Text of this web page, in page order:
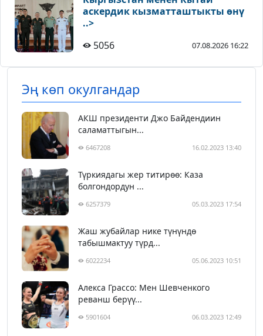
аскердик кызматташтыкты өнү
..>
5056
07.08.2026 16:22
Эң көп окулгандар
АКШ президенти Джо Байдендиин
саламаттыгын...
6467208 16.02.2023 13:40
Түркиядагы жер титирөө: Каза
болгондордун ...
6257379 05.03.2023 17:54
Жаш жубайлар нике түнүндө
табышмактуу түрд...
6022234 05.06.2023 10:51
Алекса Грассо: Мен Шевченкого
реванш берүү...
5901604 06.03.2023 12:49